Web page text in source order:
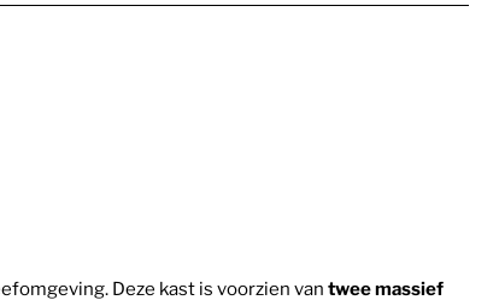
Deze kast is voorzien van twee massief